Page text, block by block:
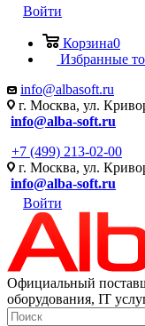
Войти
Корзина0
Избранные
info@albasoft.ru
г. Москва, ул.
info@alba-soft.ru
+7 (499) 213-02-00
г. Москва, ул.
info@alba-soft.ru
Войти
Официальный
оборудования, IT